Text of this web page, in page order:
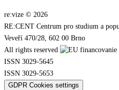
re:vize © 2026
RE:CENT Centrum pro studium a
Veveří 470/28, 602 00 Brno
All rights reserved
ISSN 3029-5645
ISSN 3029-5653
GDPR Cookies settings